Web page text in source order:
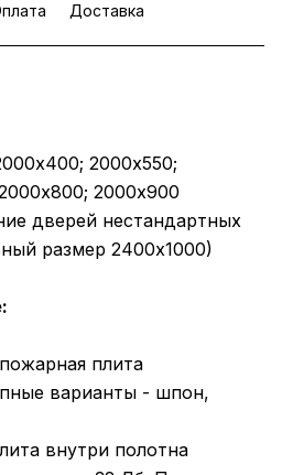
Доставка
2000х550;
2000х900
дверей нестандартных
размер 2400х1000)
плита
варианты - шпон,
внутри полотна